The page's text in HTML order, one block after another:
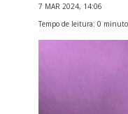
7 MAR 2024, 14:06
Tempo de leitura: 0